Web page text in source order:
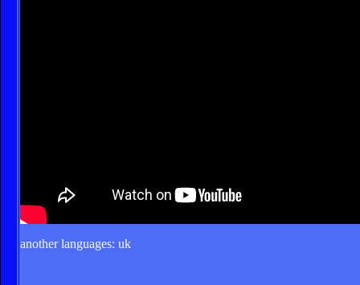
another languages: uk